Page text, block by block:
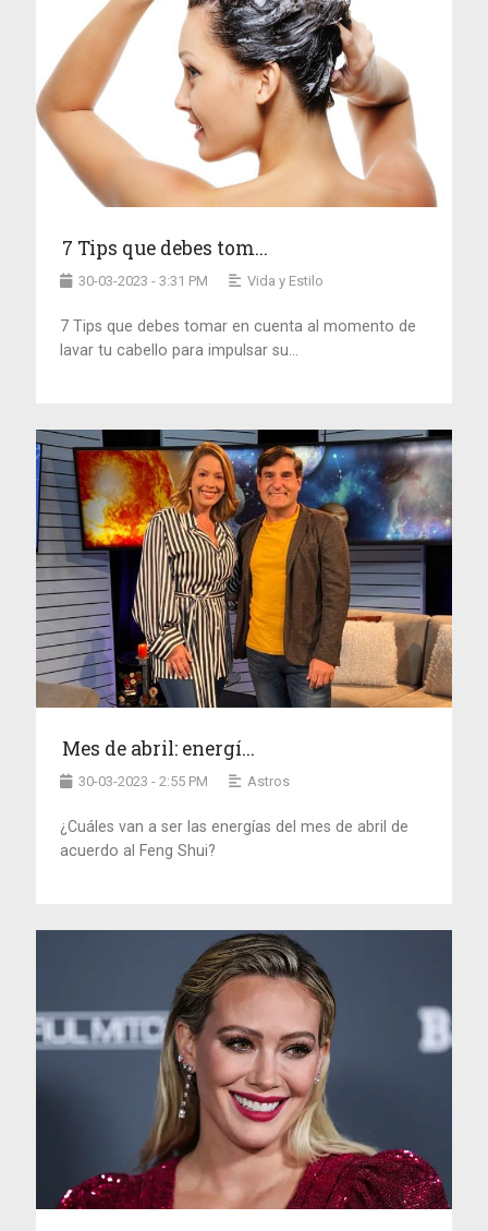
7 Tips que debes tom...
30-03-2023 - 3:31 PM Vida y Estilo
7 Tips que debes tomar en cuenta al momento de
lavar tu cabello para impulsar su...
Mes de abril: energí...
30-03-2023 - 2:55 PM Astros
¿Cuáles van a ser las energías del mes de abril de
acuerdo al Feng Shui?